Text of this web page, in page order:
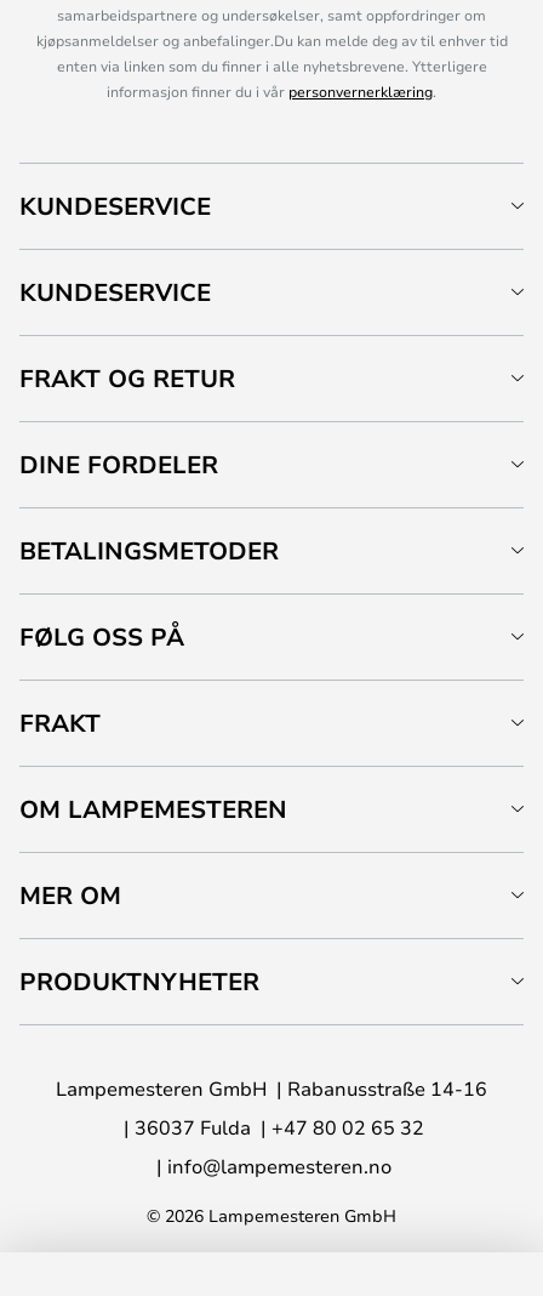
samarbeidspartnere og undersøkelser, samt oppfordringer om
kjøpsanmeldelser og anbefalinger.Du kan melde deg av til enhver tid
enten via linken som du finner i alle nyhetsbrevene. Ytterligere
informasjon finner du i vår personvernerklæring.
KUNDESERVICE
KUNDESERVICE
FRAKT OG RETUR
DINE FORDELER
BETALINGSMETODER
FØLG OSS PÅ
FRAKT
OM LAMPEMESTEREN
MER OM
PRODUKTNYHETER
Lampemesteren GmbH
Rabanusstraße 14-16
36037 Fulda
+47 80 02 65 32
info@lampemesteren.no
© 2026 Lampemesteren GmbH